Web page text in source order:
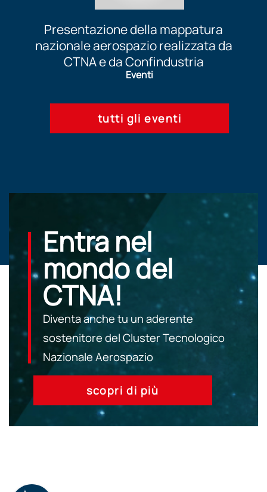
Presentazione della mappatura
nazionale aerospazio realizzata da
CTNA e da Confindustria
Eventi
tutti gli eventi
Entra nel
mondo del
CTNA!
Diventa anche tu un aderente
sostenitore del Cluster Tecnologico
Nazionale Aerospazio
scopri di più